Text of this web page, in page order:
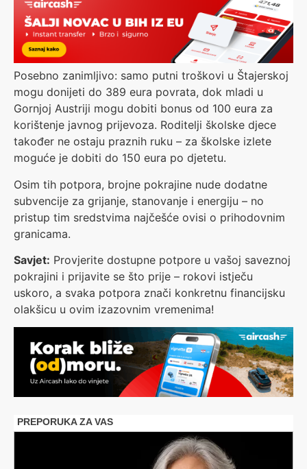
Posebno zanimljivo: samo putni troškovi u Štajerskoj
mogu donijeti do 389 eura povrata, dok mladi u
Gornjoj Austriji mogu dobiti bonus od 100 eura za
korištenje javnog prijevoza. Roditelji školske djece
također ne ostaju praznih ruku – za školske izlete
moguće je dobiti do 150 eura po djetetu.
Osim tih potpora, brojne pokrajine nude dodatne
subvencije za grijanje, stanovanje i energiju – no
pristup tim sredstvima najčešće ovisi o prihodovnim
granicama.
Savjet: Provjerite dostupne potpore u vašoj saveznoj
pokrajini i prijavite se što prije – rokovi istječu
uskoro, a svaka potpora znači konkretnu financijsku
olakšicu u ovim izazovnim vremenima!